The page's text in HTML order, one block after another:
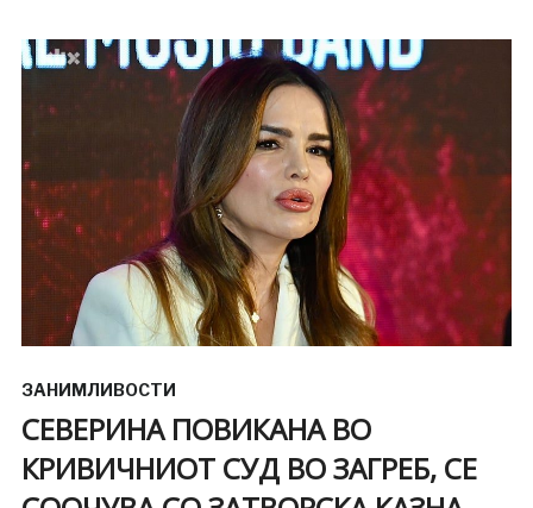
ЗАНИМЛИВОСТИ
СЕВЕРИНА ПОВИКАНА ВО
КРИВИЧНИОТ СУД ВО ЗАГРЕБ, СЕ